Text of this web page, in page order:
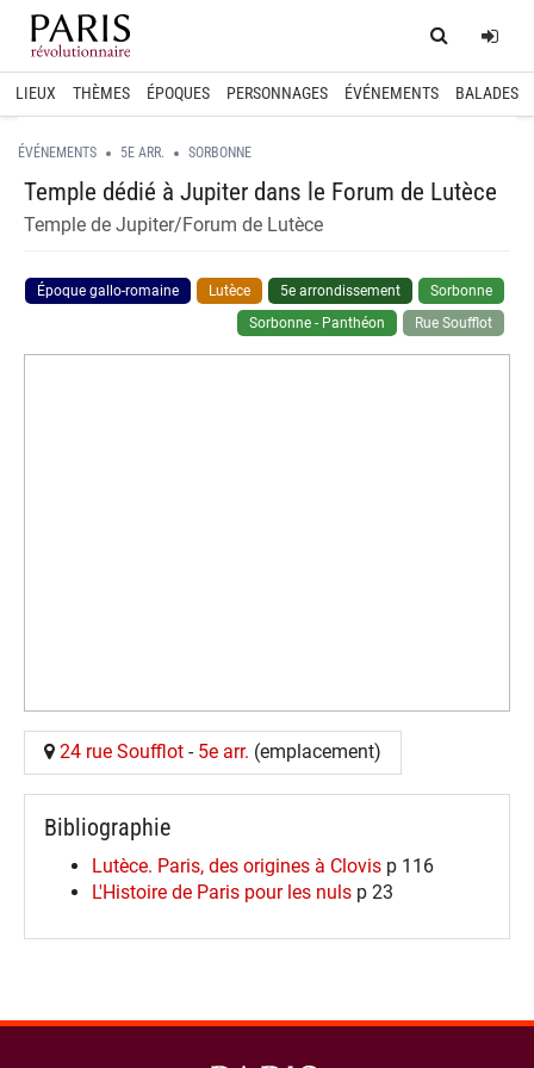
Home
LIEUX THÈMES ÉPOQUES PERSONNAGES ÉVÉNEMENTS BALADES
ÉVÉNEMENTS 5E ARR. SORBONNE
Temple dédié à Jupiter dans le Forum de Lutèce
Temple de Jupiter/Forum de Lutèce
Époque gallo-romaine Lutèce 5e arrondissement
Sorbonne
Sorbonne - Panthéon
Rue Soufflot
24 rue Soufflot - 5e arr. (emplacement)
Bibliographie
Lutèce. Paris, des origines à Clovis p 116
L'Histoire de Paris pour les nuls p 23